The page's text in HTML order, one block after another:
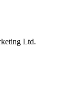
Ltd.